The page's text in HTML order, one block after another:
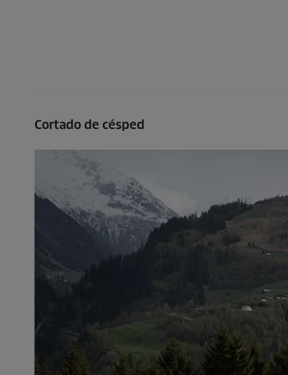
Cortado de césped